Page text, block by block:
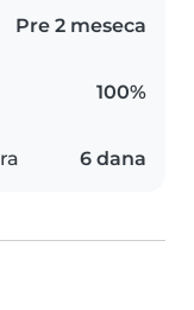
Pre 2 meseca
100%
6 dana